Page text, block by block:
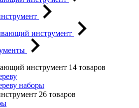
инструмент
инструмент 14 товаров
наборы
26 товаров